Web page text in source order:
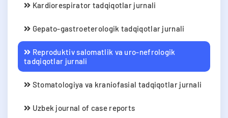
Kardiorespirator tadqiqotlar jurnali
Gepato-gastroeterologik tadqiqotlar jurnali
Reproduktiv salomatlik va uro-nefrologik
tadqiqotlar jurnali
Stomatologiya va kraniofasial tadqiqotlar jurnali
Uzbek journal of case reports